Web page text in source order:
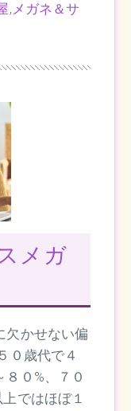
,メガネ＆サ
メガ
欠かせない偏
０歳代で４
０%、７０
ではほぼ１